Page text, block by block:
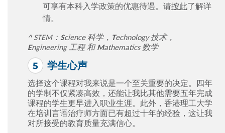
可享有本科入学政策的优惠待遇。请按此了解详
情。
^ STEM： Science 科学， Technology 技术，
Engineering 工程 和 Mathematics 数学
学生心声
选择这个课程对我来说是一个至关重要的决定。四年
的学制不仅紧凑高效，还能让我比其他需要五年完成
课程的学生更早进入职业生涯。此外，香港理工大学
在培训言语治疗师方面已有超过十年的经验，这让我
对所接受的教育质量充满信心。